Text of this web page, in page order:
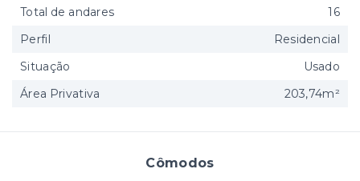
Cômodos
Total de andares
16
Perfil
Residencial
Situação
Usado
Área Privativa
203,74m²